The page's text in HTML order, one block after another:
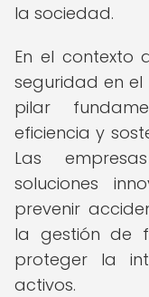
la sociedad.
En el contexto
seguridad en el
pilar
eficiencia y
Las
soluciones
prevenir
la gestión de
proteger la
activos.